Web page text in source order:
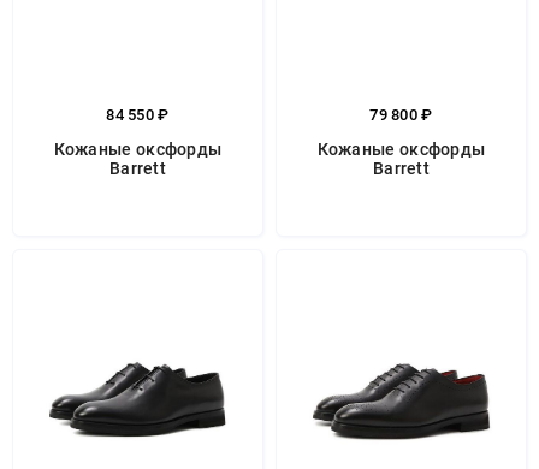
84 550 ₽
Кожаные оксфорды
Barrett
79 800 ₽
Кожаные оксфорды
Barrett